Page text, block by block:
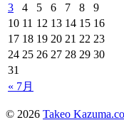
« 7月
3
4 5 6 7 8
9
10 11 12 13 14 15 16
17 18 19 20 21 22 23
24 25 26 27 28 29 30
31
© 2026 Takeo